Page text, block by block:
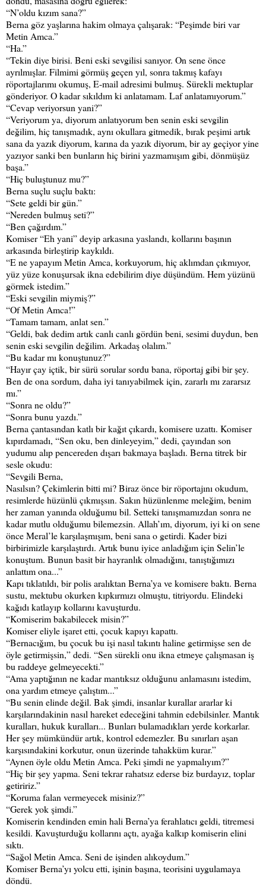
“N’oldu kızım sana?”
Berna göz yaşlarına hakim olmaya çalışarak: “Peşimde biri var
Metin Amca.”
“Ha.”
“Tekin diye birisi. Beni eski sevgilisi sanıyor. On sene önce
ayrılmışlar. Filmimi görmüş geçen yıl, sonra takmış kafayı
röportajlarımı okumuş, E-mail adresimi bulmuş. Sürekli mektuplar
gönderiyor. O kadar sıkıldım ki anlatamam. Laf anlatamıyorum.”
“Cevap veriyorsun yani?”
“Veriyorum ya, diyorum anlatıyorum ben senin eski sevgilin
değilim, hiç tanışmadık, aynı okullara gitmedik, bırak peşimi artık
sana da yazık diyorum, karına da yazık diyorum, bir ay geçiyor yine
yazıyor sanki ben bunların hiç birini yazmamışım gibi, dönmüşüz
başa.”
“Hiç buluştunuz mu?”
Berna suçlu suçlu baktı:
“Sete geldi bir gün.”
“Nereden bulmuş seti?”
“Ben çağırdım.”
Komiser “Eh yani” deyip arkasına yaslandı, kollarını başının
arkasında birleştirip kaykıldı.
“E ne yapayım Metin Amca, korkuyorum, hiç aklımdan çıkmıyor,
yüz yüze konuşursak ikna edebilirim diye düşündüm. Hem yüzünü
görmek istedim.”
“Eski sevgilin miymiş?”
“Of Metin Amca!”
“Tamam tamam, anlat sen.”
“Geldi, bak dedim artık canlı canlı gördün beni, sesimi duydun, ben
senin eski sevgilin değilim. Arkadaş olalım.”
“Bu kadar mı konuştunuz?”
“Hayır çay içtik, bir sürü sorular sordu bana, röportaj gibi bir şey.
Ben de ona sordum, daha iyi tanıyabilmek için, zararlı mı zararsız
mı.”
“Sonra ne oldu?”
“Sonra bunu yazdı.”
Berna çantasından katlı bir kağıt çıkardı, komisere uzattı. Komiser
kıpırdamadı, “Sen oku, ben dinleyeyim,” dedi, çayından son
yudumu alıp pencereden dışarı bakmaya başladı. Berna titrek bir
sesle okudu:
“Sevgili Berna,
Nasılsın? Çekimlerin bitti mi? Biraz önce bir röportajını okudum,
resimlerde hüzünlü çıkmışsın. Sakın hüzünlenme meleğim, benim
her zaman yanında olduğumu bil. Setteki tanışmamızdan sonra ne
kadar mutlu olduğumu bilemezsin. Allah’ım, diyorum, iyi ki on sene
önce Meral’le karşılaşmışım, beni sana o getirdi. Kader bizi
birbirimizle karşılaştırdı. Artık bunu iyice anladığım için Selin’le
konuştum. Bunun basit bir hayranlık olmadığını, tanıştığımızı
anlattım ona...”
Kapı tıklatıldı, bir polis aralıktan Berna’ya ve komisere baktı. Berna
sustu, mektubu okurken kıpkırmızı olmuştu, titriyordu. Elindeki
kağıdı katlayıp kollarını kavuşturdu.
“Komiserim bakabilecek misin?”
Komiser eliyle işaret etti, çocuk kapıyı kapattı.
“Bernacığım, bu çocuk bu işi nasıl takıntı haline getirmişse sen de
öyle getirmişsin,” dedi. “Sen sürekli onu ikna etmeye çalışmasan iş
bu raddeye gelmeyecekti.”
“Ama yaptığının ne kadar mantıksız olduğunu anlamasını istedim,
ona yardım etmeye çalıştım...”
“Bu senin elinde değil. Bak şimdi, insanlar kurallar ararlar ki
karşılarındakinin nasıl hareket edeceğini tahmin edebilsinler. Mantık
kuralları, hukuk kuralları... Bunları bulamadıkları yerde korkarlar.
Her şey mümkündür artık, kontrol edemezler. Bu sınırları aşan
karşısındakini korkutur, onun üzerinde tahakküm kurar.”
“Aynen öyle oldu Metin Amca. Peki şimdi ne yapmalıyım?”
“Hiç bir şey yapma. Seni tekrar rahatsız ederse biz burdayız, toplar
getiririz.”
“Koruma falan vermeyecek misiniz?”
“Gerek yok şimdi.”
Komiserin kendinden emin hali Berna’ya ferahlatıcı geldi, titremesi
kesildi. Kavuşturduğu kollarını açtı, ayağa kalkıp komiserin elini
sıktı.
“Sağol Metin Amca. Seni de işinden alıkoydum.”
Komiser Berna’yı yolcu etti, işinin başına, teorisini uygulamaya
döndü.